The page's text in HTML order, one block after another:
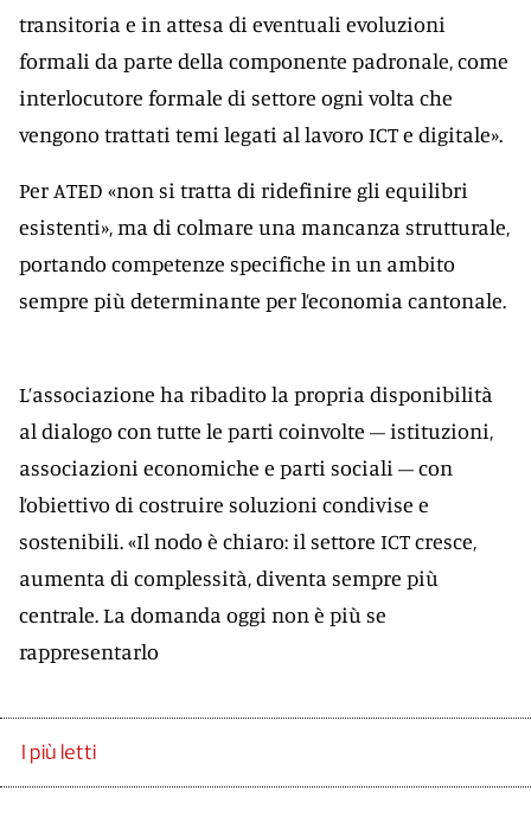
transitoria e in attesa di eventuali evoluzioni
formali da parte della componente padronale, come
interlocutore formale di settore ogni volta che
vengono trattati temi legati al lavoro ICT e digitale».
Per ATED «non si tratta di ridefinire gli equilibri
esistenti», ma di colmare una mancanza strutturale,
portando competenze specifiche in un ambito
sempre più determinante per l’economia cantonale.
L’associazione ha ribadito la propria disponibilità
al dialogo con tutte le parti coinvolte – istituzioni,
associazioni economiche e parti sociali – con
l’obiettivo di costruire soluzioni condivise e
sostenibili. «Il nodo è chiaro: il settore ICT cresce,
aumenta di complessità, diventa sempre più
centrale. La domanda oggi non è più se
rappresentarlo
I più letti